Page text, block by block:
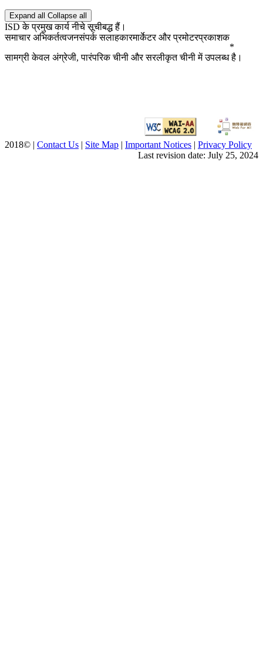
Expand all Collapse all
ISD के प्रमुख कार्य नीचे सूचीबद्ध हैं।
समाचार अभिकर्तत्वजनसंपर्क सलाहकारमार्केटर और प्रमोटरप्रकाशक
*
सामग्री केवल अंग्रेजी, पारंपरिक चीनी और सरलीकृत चीनी में उपलब्ध है।
2018© | Contact Us | Site Map | Important Notices | Privacy Policy
Last revision date: July 25, 2024